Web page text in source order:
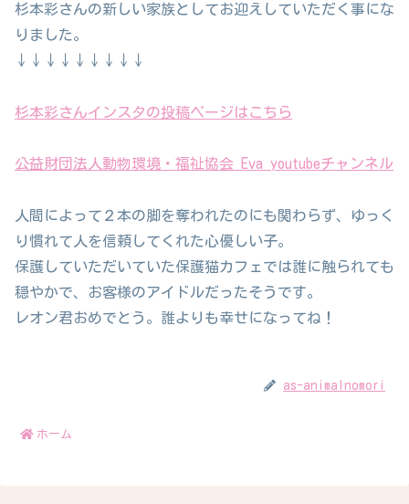
杉本彩さんの新しい家族としてお迎えしていただく事にな
りました。
↓↓↓↓↓↓↓↓↓
杉本彩さんインスタの投稿ページはこちら
公益財団法人動物環境・福祉協会 Eva youtubeチャンネル
人間によって２本の脚を奪われたのにも関わらず、ゆっく
り慣れて人を信頼してくれた心優しい子。
保護していただいていた保護猫カフェでは誰に触られても
穏やかで、お客様のアイドルだったそうです。
レオン君おめでとう。誰よりも幸せになってね！
as-animalnomori
ホーム